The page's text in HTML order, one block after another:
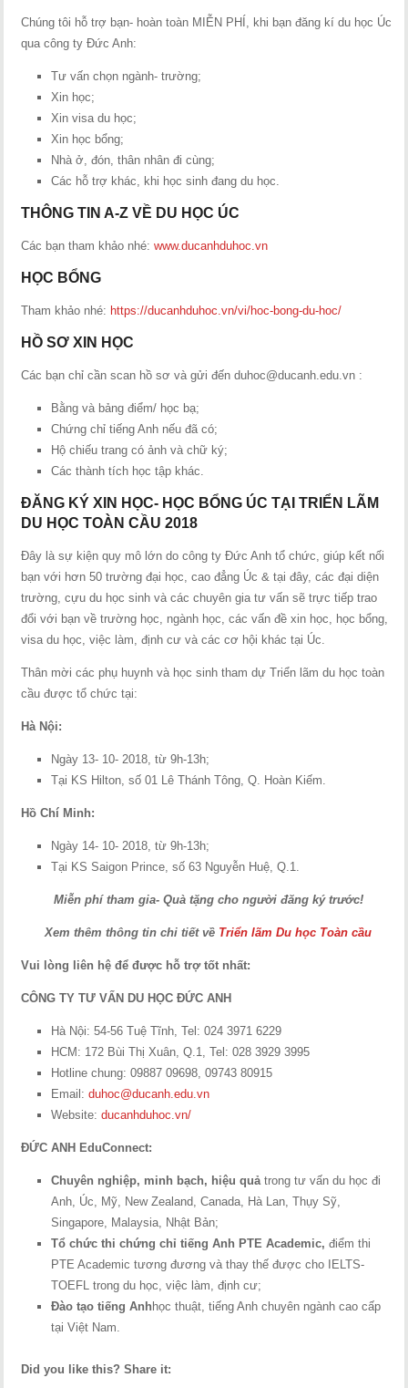
Chúng tôi hỗ trợ bạn- hoàn toàn MIỄN PHÍ, khi bạn đăng kí du học Úc
qua công ty Đức Anh:
Tư vấn chọn ngành- trường;
Xin học;
Xin visa du học;
Xin học bổng;
Nhà ở, đón, thân nhân đi cùng;
Các hỗ trợ khác, khi học sinh đang du học.
THÔNG TIN A-Z VỀ DU HỌC ÚC
Các bạn tham khảo nhé:www.ducanhduhoc.vn
HỌC BỔNG
Tham khảo nhé: https://ducanhduhoc.vn/vi/hoc-bong-du-hoc/
HỒ SƠ XIN HỌC
Các bạn chỉ cần scan hồ sơ và gửi đếnduhoc@ducanh.edu.vn :
Bằng và bảng điểm/ học bạ;
Chứng chỉ tiếng Anh nếu đã có;
Hộ chiếu trang có ảnh và chữ ký;
Các thành tích học tập khác.
ĐĂNG KÝ XIN HỌC- HỌC BỔNG ÚC TẠI TRIỂN LÃM
DU HỌC TOÀN CẦU 2018
Đây là sự kiện quy mô lớn do công ty Đức Anh tổ chức, giúp kết nối
bạn với hơn 50 trường đại học, cao đẳng Úc & tại đây, các đại diện
trường, cựu du học sinh và các chuyên gia tư vấn sẽ trực tiếp trao
đổi với bạn về trường học, ngành học, các vấn đề xin học, học bổng,
visa du học, việc làm, định cư và các cơ hội khác tại Úc.
Thân mời các phụ huynh và học sinh tham dự Triển lãm du học toàn
cầu được tổ chức tại:
Hà Nội:
Ngày 13- 10- 2018, từ 9h-13h;
Tại KS Hilton, số 01 Lê Thánh Tông, Q. Hoàn Kiếm.
Hồ Chí Minh:
Ngày 14- 10- 2018, từ 9h-13h;
Tại KS Saigon Prince, số 63 Nguyễn Huệ, Q.1.
Miễn phí tham gia- Quà tặng cho người đăng ký trước!
Xem thêm thông tin chi tiết về Triển lãm Du học Toàn cầu
Vui lòng liên hệ để được hỗ trợ tốt nhất:
CÔNG TY TƯ VẤN DU HỌC ĐỨC ANH
Hà Nội: 54-56 Tuệ Tĩnh, Tel: 024 3971 6229
HCM: 172 Bùi Thị Xuân, Q.1, Tel: 028 3929 3995
Hotline chung: 09887 09698, 09743 80915
Email:duhoc@ducanh.edu.vn
Website:ducanhduhoc.vn/
ĐỨC ANH EduConnect:
Chuyên nghiệp, minh bạch, hiệu quảtrong tư vấn du học đi
Anh, Úc, Mỹ, New Zealand, Canada, Hà Lan, Thụy Sỹ,
Singapore, Malaysia, Nhật Bản;
Tổ chức thi chứng chỉ tiếng Anh PTE Academic,điểm thi
PTE Academic tương đương và thay thế được cho IELTS-
TOEFL trong du học, việc làm, định cư;
Đào tạo tiếng Anhhọc thuật, tiếng Anh chuyên ngành cao cấp
tại Việt Nam.
Did you like this? Share it: